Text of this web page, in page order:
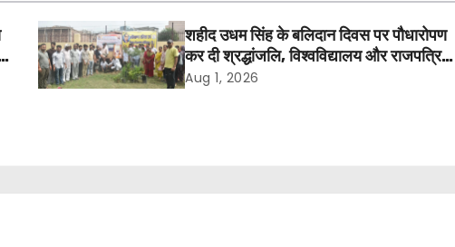
शहीद उधम सिंह के बलिदान दिवस पर पौधारोपण
कर दी श्रद्धांजलि, विश्वविद्यालय और राजपत्रित
अवकाश बहाल करने की उठी मांग
Aug 1, 2026